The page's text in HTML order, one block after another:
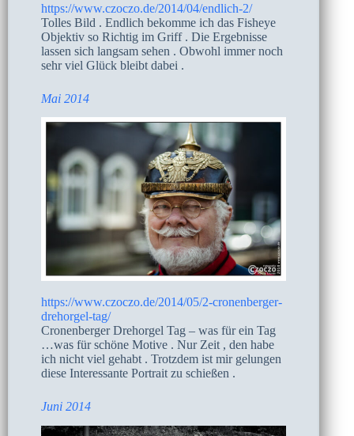
https://www.czoczo.de/2014/04/endlich-2/
Tolles Bild . Endlich bekomme ich das Fisheye
Objektiv so Richtig im Griff . Die Ergebnisse
lassen sich langsam sehen . Obwohl immer noch
sehr viel Glück bleibt dabei .
Mai 2014
https://www.czoczo.de/2014/05/2-cronenberger-
drehorgel-tag/
Cronenberger Drehorgel Tag – was für ein Tag
…was für schöne Motive . Nur Zeit , den habe
ich nicht viel gehabt . Trotzdem ist mir gelungen
diese Interessante Portrait zu schießen .
Juni 2014